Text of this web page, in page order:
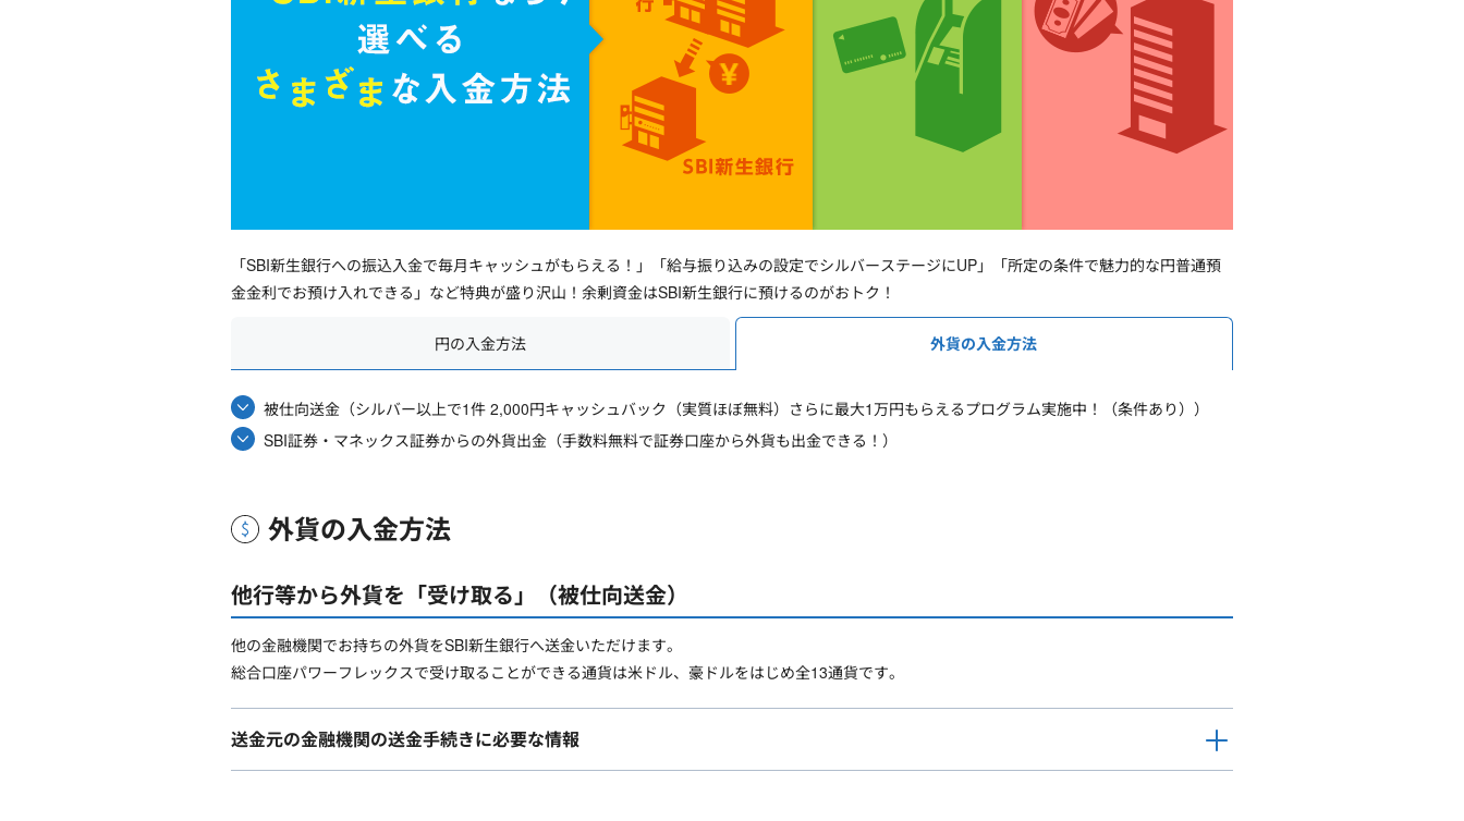
「SBI新生銀行への振込入金で毎月キャッシュがもらえる！」「給与振り込みの設定でシルバーステージにUP」「所定の条件で魅力的な円普通預
金金利でお預け入れできる」など特典が盛り沢山！余剰資金はSBI新生銀行に預けるのがおトク！
円の入金方法 外貨の入金方法
被仕向送金（シルバー以上で1件 2,000円キャッシュバック（実質ほぼ無料）さらに最大1万円もらえるプログラム実施中！（条件あり））
SBI証券・マネックス証券からの外貨出金（手数料無料で証券口座から外貨も出金できる！）
外貨の入金方法
他行等から外貨を「受け取る」（被仕向送金）
他の金融機関でお持ちの外貨をSBI新生銀行へ送金いただけます。
総合口座パワーフレックスで受け取ることができる通貨は米ドル、豪ドルをはじめ全13通貨です。
送金元の金融機関の送金手続きに必要な情報